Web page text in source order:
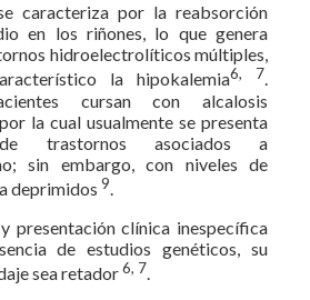
caracteriza por la reabsorción
en los riñones, lo que genera
hidroelectrolíticos múltiples,
la hipokalemia6, 7.
cursan con alcalosis
la cual usualmente se presenta
trastornos asociados a
sin embargo, con niveles de
deprimidos 9.
presentación clínica inespecífica
de estudios genéticos, su
sea retador6, 7.